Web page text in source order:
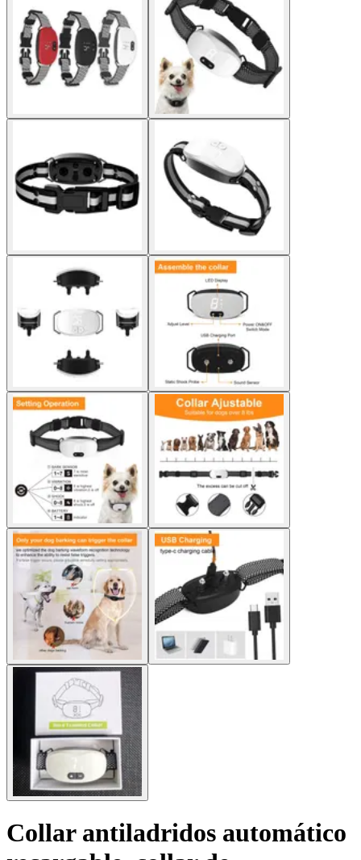
Collar antiladridos automático